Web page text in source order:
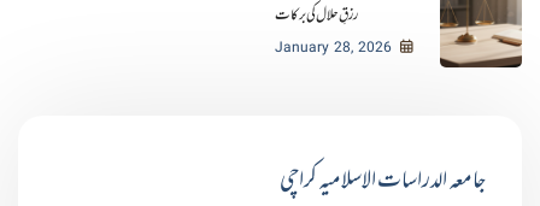
رزقِ حلال کی برکات
January 28, 2026
جامعہ الدراسات الاسلامیہ کراچی